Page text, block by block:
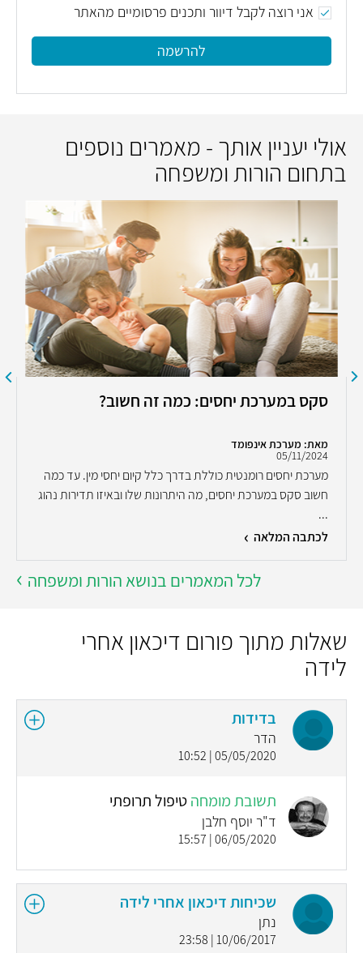
אני רוצה לקבל דיוור ותכנים פרסומיים מהאתר
להרשמה
אולי יעניין אותך - מאמרים נוספים
בתחום הורות ומשפחה
סקס במערכת יחסים: כמה זה חשוב?
מאת: מערכת אינפומד
05/11/2024
מערכת יחסים רומנטית כוללת בדרך כלל קיום יחסי מין. עד כמה
חשוב סקס במערכת יחסים, מה היתרונות שלו ובאיזו תדירות נהוג
...
לכתבה המלאה
לכל המאמרים בנושא הורות ומשפחה
שאלות מתוך פורום דיכאון אחרי
לידה
בדידות
הדר
05/05/2020 | 10:52
תשובת מומחהטיפול תרופתי
ד"ר יוסף חלבן
06/05/2020 | 15:57
שכיחות דיכאון אחרי לידה
נתן
10/06/2017 | 23:58